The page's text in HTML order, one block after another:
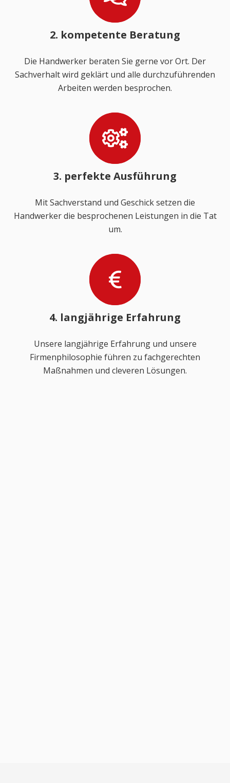
2. kompetente Beratung
Die Handwerker beraten Sie gerne vor Ort. Der
Sachverhalt wird geklärt und alle durchzuführenden
Arbeiten werden besprochen.
3. perfekte Ausführung
Mit Sachverstand und Geschick setzen die
Handwerker die besprochenen Leistungen in die Tat
um.
4. langjährige Erfahrung
Unsere langjährige Erfahrung und unsere
Firmenphilosophie führen zu fachgerechten
Maßnahmen und cleveren Lösungen.